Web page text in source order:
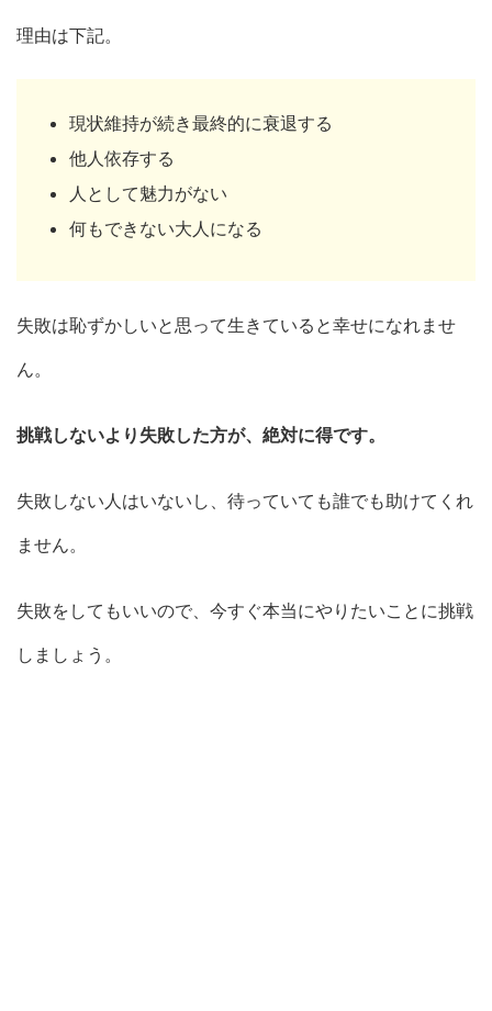
理由は下記。
現状維持が続き最終的に衰退する
他人依存する
人として魅力がない
何もできない大人になる
失敗は恥ずかしいと思って生きていると幸せになれませ
ん。
挑戦しないより失敗した方が、絶対に得です。
失敗しない人はいないし、待っていても誰でも助けてくれ
ません。
失敗をしてもいいので、今すぐ本当にやりたいことに挑戦
しましょう。